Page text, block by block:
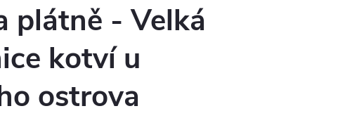
plátně - Velká
kotví u
ostrova